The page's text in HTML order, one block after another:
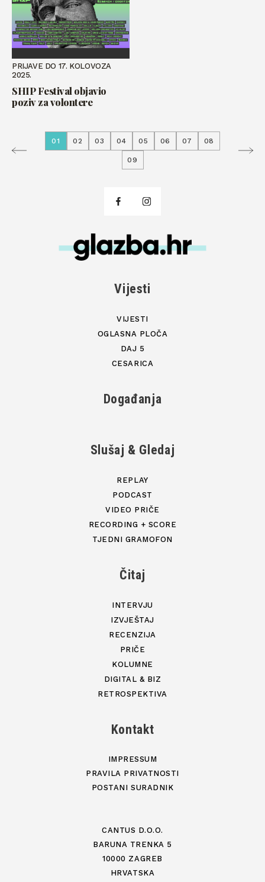
PRIJAVE DO 17. KOLOVOZA
2025.
SHIP Festival objavio
poziv za volontere
01 02 03 04 05 06 07 08
09
Vijesti
VIJESTI
OGLASNA PLOČA
DAJ 5
CESARICA
Događanja
Slušaj & Gledaj
REPLAY
PODCAST
VIDEO PRIČE
RECORDING + SCORE
TJEDNI GRAMOFON
Čitaj
INTERVJU
IZVJEŠTAJ
RECENZIJA
PRIČE
KOLUMNE
DIGITAL & BIZ
RETROSPEKTIVA
Kontakt
IMPRESSUM
PRAVILA PRIVATNOSTI
POSTANI SURADNIK
CANTUS D.O.O.
BARUNA TRENKA 5
10000 ZAGREB
HRVATSKA